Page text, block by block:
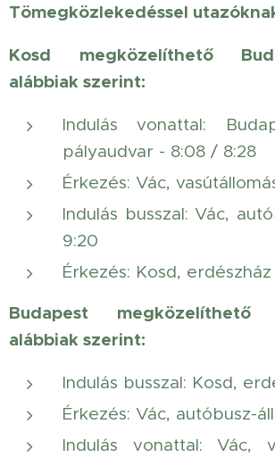
Tömegközlekedéssel
Kosd megközelíthető
alábbiak szerint:
Indulás vonattal:
pályaudvar - 8:08 / 8:28
Érkezés: Vác,
Indulás busszal: Vác,
9:20
Érkezés: Kosd,
Budapest
alábbiak szerint:
Indulás busszal: Kosd,
Érkezés: Vác, autóbusz-
Indulás vonattal: Vác,